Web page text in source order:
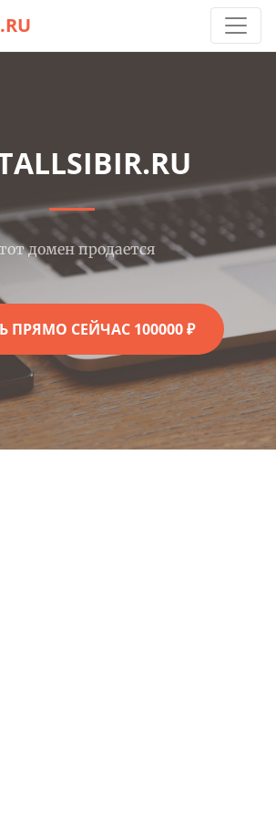
домен продается
ПРЯМО СЕЙЧАС 100000 ₽